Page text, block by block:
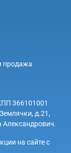
продажа
366101001
д.21,
Александрович.
на сайте с